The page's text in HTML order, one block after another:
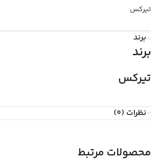
تیرکس
برند
برند
تیرکس
نظرات (0)
محصولات مرتبط